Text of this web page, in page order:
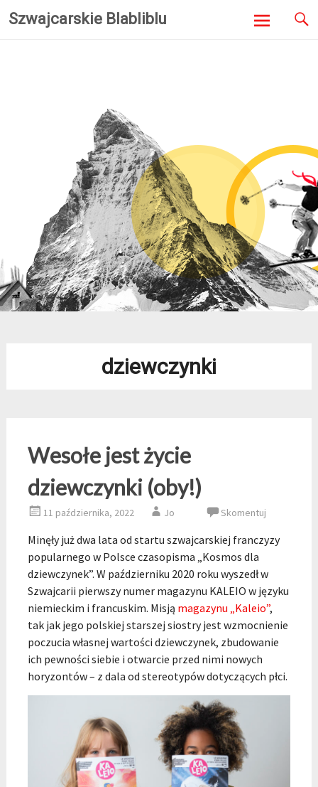
Szwajcarskie Blabliblu
dziewczynki
Wesołe jest życie
dziewczynki (oby!)
11 października, 2022 Jo Skomentuj
Minęły już dwa lata od startu szwajcarskiej franczyzy
popularnego w Polsce czasopisma „Kosmos dla
dziewczynek”. W październiku 2020 roku wyszedł w
Szwajcarii pierwszy numer magazynu KALEIO w języku
niemieckim i francuskim. Misją magazynu „Kaleio”,
tak jak jego polskiej starszej siostry jest wzmocnienie
poczucia własnej wartości dziewczynek, zbudowanie
ich pewności siebie i otwarcie przed nimi nowych
horyzontów – z dala od stereotypów dotyczących płci.